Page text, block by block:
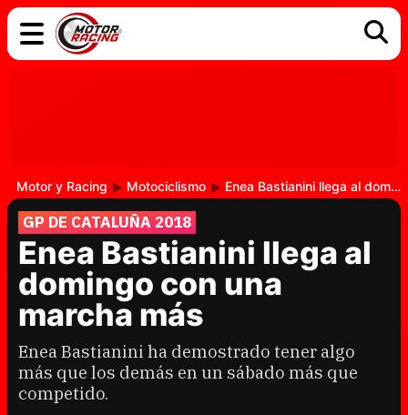
Motor y Racing Motociclismo Enea Bastianini llega al domingo con una marcha más
GP DE CATALUÑA 2018
Enea Bastianini llega al
domingo con una
marcha más
Enea Bastianini ha demostrado tener algo
más que los demás en un sábado más que
competido.